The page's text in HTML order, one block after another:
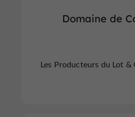
Domaine de
Les Producteurs du Lot &